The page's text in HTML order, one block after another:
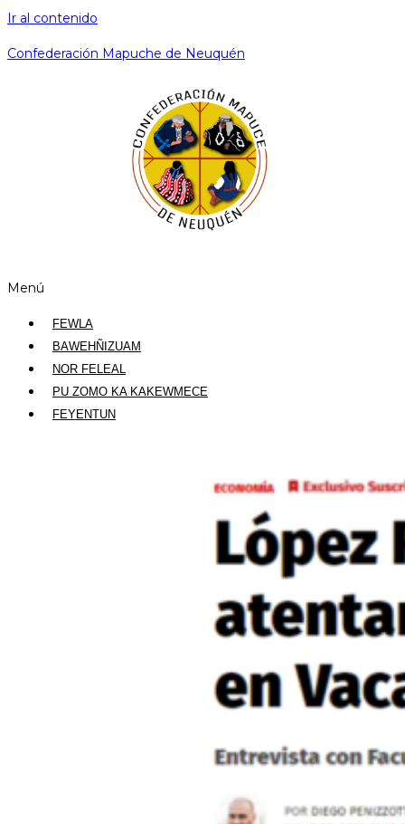
Ir al contenido
Confederación Mapuche de Neuquén
Menú
FEWLA
BAWEHÑIZUAM
NOR FELEAL
PU ZOMO KA KAKEWMECE
FEYENTUN